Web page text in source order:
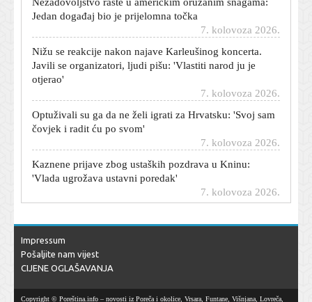
Jedan događaj bio je prijelomna točka
Javili se organizatori, ljudi pišu: 'Vlastiti narod ju je
otjerao'
čovjek i radit ću po svom'
'Vlada ugrožava ustavni poredak'
Kolone i zabrane na hrvatskim autocestama: U Sisku
Hrvat stvorio sustav koji koristi cijeli Amazon: Bilo je
potrebno samo osam tjedana
Impressum
Pošaljite nam vijest
CIJENE OGLAŠAVANJA
Copyright © Poreština.info – novosti iz Poreča i okolice, Vrsara, Funtane, Višnjana, Lovreča,